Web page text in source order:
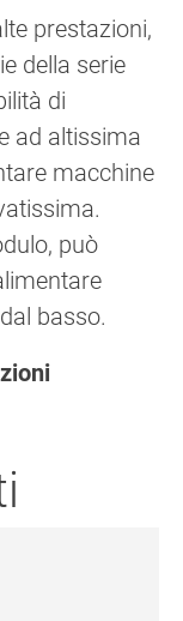
prestazioni,
della serie
di
ad altissima
macchine
può
basso.